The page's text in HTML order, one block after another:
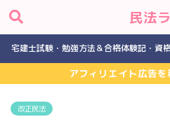
民法
宅建士試験・勉強方法＆合格体験記・資
アフィリエイト広告を
改正民法